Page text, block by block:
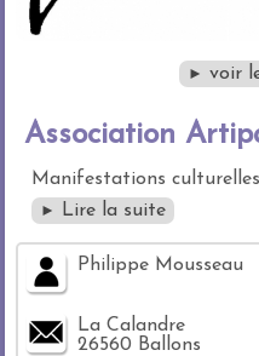
► voir
Association
Manifestations
► Lire la suite
Philippe Mousseau
La Calandre
26560 Ballons